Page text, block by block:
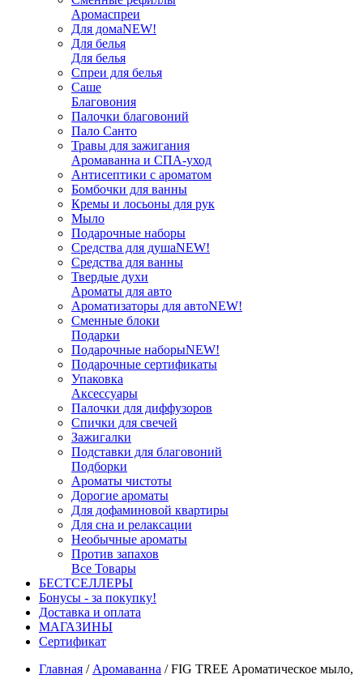
Аромаспреи
Для домаNEW!
Для белья
Для белья
Спреи для белья
Саше
Благовония
Палочки благовоний
Пало Санто
Травы для зажигания
Аромаванна и СПА-уход
Антисептики с ароматом
Бомбочки для ванны
Кремы и лосьоны для рук
Мыло
Подарочные наборы
Средства для душаNEW!
Средства для ванны
Твердые духи
Ароматы для авто
Ароматизаторы для автоNEW!
Сменные блоки
Подарки
Подарочные наборыNEW!
Подарочные сертификаты
Упаковка
Аксессуары
Палочки для диффузоров
Спички для свечей
Зажигалки
Подставки для благовоний
Подборки
Ароматы чистоты
Дорогие ароматы
Для дофаминовой квартиры
Для сна и релаксации
Необычные ароматы
Против запахов
Все Товары
БЕСТСЕЛЛЕРЫ
Бонусы - за покупку!
Доставка и оплата
МАГАЗИНЫ
Cертификат
Главная / Аромаванна /FIG TREE Ароматическое мыло,